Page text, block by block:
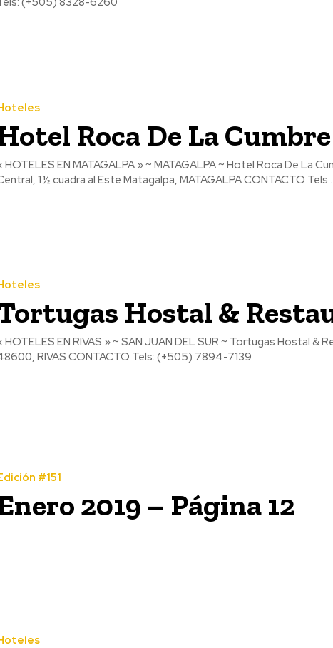
Roca De La Cumbre
EN MATAGALPA » ~ MATAGALPA ~ Hotel Roca De La Cumbre DIRECCIÓN Barrio Yaguare. De la Biblioteca
1 ½ cuadra al Este Matagalpa, MATAGALPA CONTACTO
Hostal &
EN RIVAS » ~ SAN JUAN DEL SUR ~ Tortugas Hostal & Restaurante DIRECCIÓN Playa El Coco San Juan Del Sur
#151
2019 – Página 12